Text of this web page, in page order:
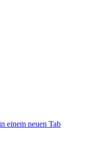
einem neuen Tab